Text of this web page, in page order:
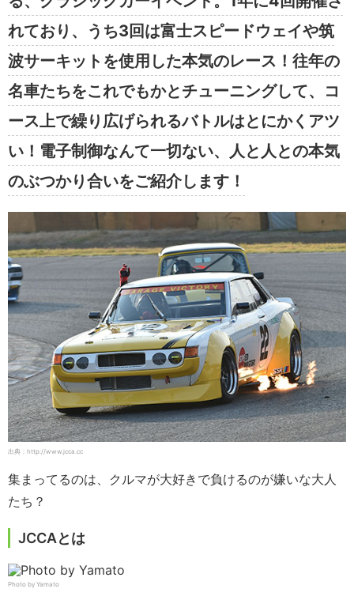
れており、うち3回は富士スピードウェイや筑
波サーキットを使用した本気のレース！往年の
名車たちをこれでもかとチューニングして、コ
ース上で繰り広げられるバトルはとにかくアツ
い！電子制御なんて一切ない、人と人との本気
のぶつかり合いをご紹介します！
出典：http://www.jcca.cc
集まってるのは、クルマが大好きで負けるのが嫌いな大人
たち？
JCCAとは
Photo by Yamato